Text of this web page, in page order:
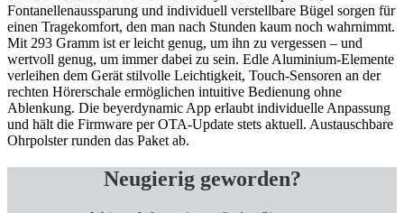
Fontanellenaussparung und individuell verstellbare Bügel sorgen für
einen Tragekomfort, den man nach Stunden kaum noch wahrnimmt.
Mit 293 Gramm ist er leicht genug, um ihn zu vergessen – und
wertvoll genug, um immer dabei zu sein. Edle Aluminium-Elemente
verleihen dem Gerät stilvolle Leichtigkeit, Touch-Sensoren an der
rechten Hörerschale ermöglichen intuitive Bedienung ohne
Ablenkung. Die beyerdynamic App erlaubt individuelle Anpassung
und hält die Firmware per OTA-Update stets aktuell. Austauschbare
Ohrpolster runden das Paket ab.
Neugierig geworden?